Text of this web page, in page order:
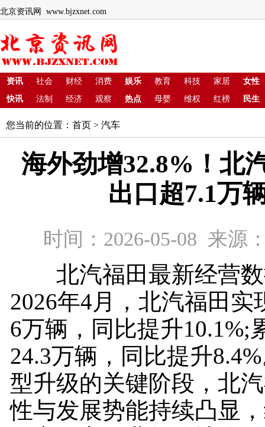
北京资讯网 www.bjzxnet.com
资讯 社会 财经 消费 娱乐 教育 科技 家居
女性
快讯
法制 经济 观察 热点 母婴 维权 红榜 民生
您当前的位置： 首页 > 汽车
海外劲增32.8%！北
出口超7.1万
时间：2026-05-08 来源
北汽福田最新经营数
2026年4月，北汽福田实
6万辆，同比提升10.1%;
24.3万辆，同比提升
型升级的关键阶段，北
性与发展势能持续凸显